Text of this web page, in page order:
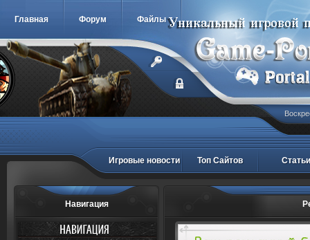
Главная Форум Файлы
Игровые новости Топ Сайтов Статьи
Навигация